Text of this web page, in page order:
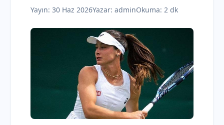
Yayın: 30 Haz 2026Yazar: adminOkuma: 2 dk